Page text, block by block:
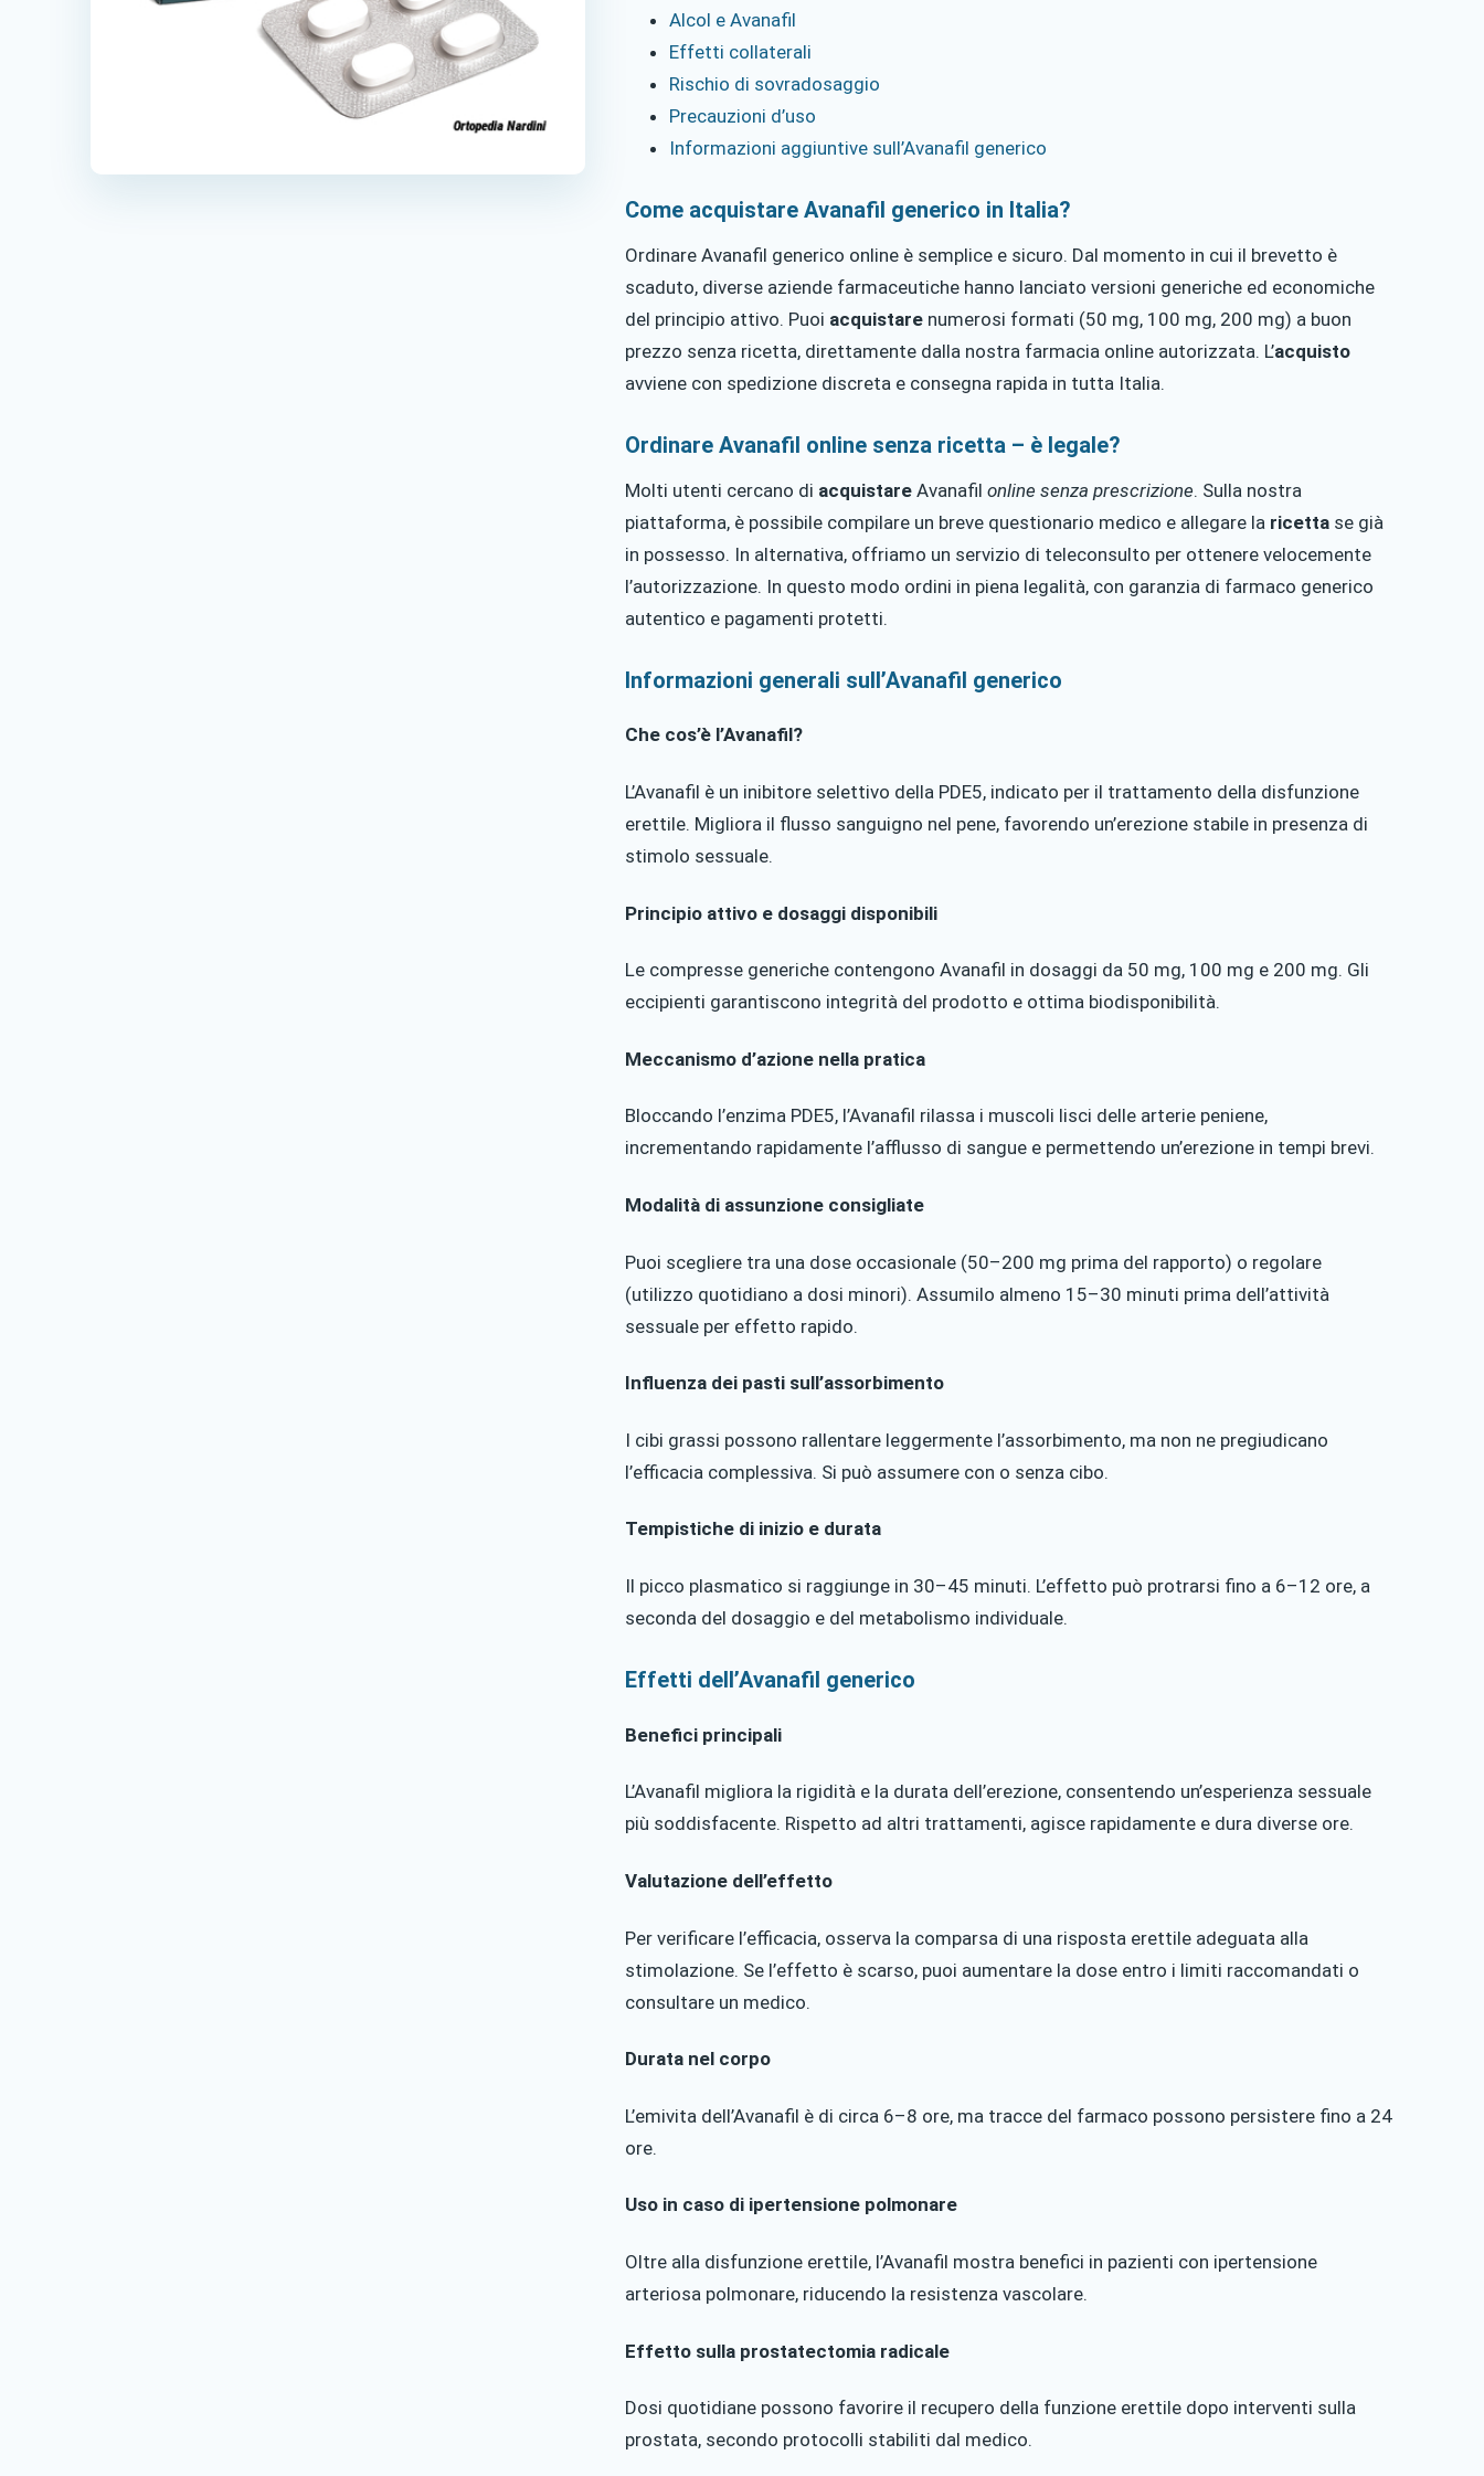
Alcol e Avanafil
Effetti collaterali
Rischio di sovradosaggio
Precauzioni d’uso
Informazioni aggiuntive sull’Avanafil generico
Come acquistare Avanafil generico in Italia?
Ordinare Avanafil generico online è semplice e sicuro. Dal momento in cui il brevetto è
scaduto, diverse aziende farmaceutiche hanno lanciato versioni generiche ed economiche
del principio attivo. Puoi acquistare numerosi formati (50 mg, 100 mg, 200 mg) a buon
prezzo senza ricetta, direttamente dalla nostra farmacia online autorizzata. L’acquisto
avviene con spedizione discreta e consegna rapida in tutta Italia.
Ordinare Avanafil online senza ricetta – è legale?
Molti utenti cercano di acquistare Avanafilonline senza prescrizione. Sulla nostra
piattaforma, è possibile compilare un breve questionario medico e allegare la ricetta se già
in possesso. In alternativa, offriamo un servizio di teleconsulto per ottenere velocemente
l’autorizzazione. In questo modo ordini in piena legalità, con garanzia di farmaco generico
autentico e pagamenti protetti.
Informazioni generali sull’Avanafil generico
Che cos’è l’Avanafil?
L’Avanafil è un inibitore selettivo della PDE5, indicato per il trattamento della disfunzione
erettile. Migliora il flusso sanguigno nel pene, favorendo un’erezione stabile in presenza di
stimolo sessuale.
Principio attivo e dosaggi disponibili
Le compresse generiche contengono Avanafil in dosaggi da 50 mg, 100 mg e 200 mg. Gli
eccipienti garantiscono integrità del prodotto e ottima biodisponibilità.
Meccanismo d’azione nella pratica
Bloccando l’enzima PDE5, l’Avanafil rilassa i muscoli lisci delle arterie peniene,
incrementando rapidamente l’afflusso di sangue e permettendo un’erezione in tempi brevi.
Modalità di assunzione consigliate
Puoi scegliere tra una dose occasionale (50–200 mg prima del rapporto) o regolare
(utilizzo quotidiano a dosi minori). Assumilo almeno 15–30 minuti prima dell’attività
sessuale per effetto rapido.
Influenza dei pasti sull’assorbimento
I cibi grassi possono rallentare leggermente l’assorbimento, ma non ne pregiudicano
l’efficacia complessiva. Si può assumere con o senza cibo.
Tempistiche di inizio e durata
Il picco plasmatico si raggiunge in 30–45 minuti. L’effetto può protrarsi fino a 6–12 ore, a
seconda del dosaggio e del metabolismo individuale.
Effetti dell’Avanafil generico
Benefici principali
L’Avanafil migliora la rigidità e la durata dell’erezione, consentendo un’esperienza sessuale
più soddisfacente. Rispetto ad altri trattamenti, agisce rapidamente e dura diverse ore.
Valutazione dell’effetto
Per verificare l’efficacia, osserva la comparsa di una risposta erettile adeguata alla
stimolazione. Se l’effetto è scarso, puoi aumentare la dose entro i limiti raccomandati o
consultare un medico.
Durata nel corpo
L’emivita dell’Avanafil è di circa 6–8 ore, ma tracce del farmaco possono persistere fino a 24
ore.
Uso in caso di ipertensione polmonare
Oltre alla disfunzione erettile, l’Avanafil mostra benefici in pazienti con ipertensione
arteriosa polmonare, riducendo la resistenza vascolare.
Effetto sulla prostatectomia radicale
Dosi quotidiane possono favorire il recupero della funzione erettile dopo interventi sulla
prostata, secondo protocolli stabiliti dal medico.